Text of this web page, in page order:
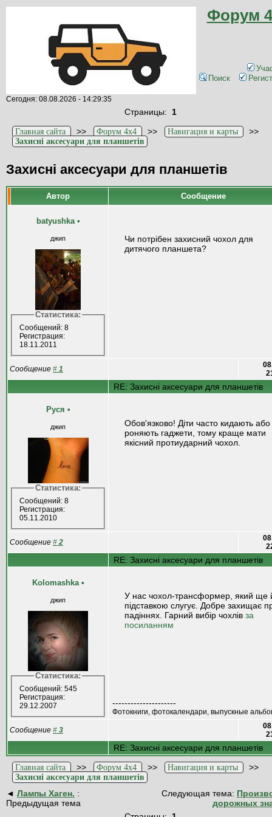
Форум
Поиск
Сегодня: 08.08.2026 - 14:29:35
Страницы: 1
Главная сайта >> Форум 4x4 >> Навигация и карты >>
Захисні аксесуари для планшетів
Захисні аксесуари для планшетів
Автор Сообщение
batyushka •
джип
Статистика:
Сообщений: 8
Регистрация:
18.11.2011
Чи потрібен захисний чохол для
дитячого планшета?
Сообщение # 1
RE: Захисні аксесуари для планшетів
Руся •
джип
Статистика:
Сообщений: 8
Регистрация:
05.11.2010
Обов'язково! Діти часто кидають або
роняють гаджети, тому краще мати
якісний протиударний чохол.
Сообщение # 2
RE: Захисні аксесуари для планшетів
Kolomashka •
джип
Статистика:
Сообщений: 545
Регистрация:
29.12.2007
У нас чохол-трансформер, який ще
підставкою слугує. Добре захищає
падіннях. Гарний вибір чохлів за
посиланням
---------------------
Фотокниги, фотокалендари, выпускные
Сообщение # 3
RE: Захисні аксесуари для планшетів
Главная сайта >> Форум 4x4 >> Навигация и карты >>
Захисні аксесуари для планшетів
◄ Лампы Хаген. :
Предыдущая тема
Следующая тема:
дорожных